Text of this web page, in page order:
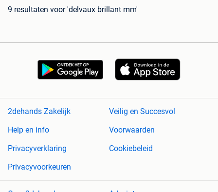
9 resultaten voor 'delvaux brillant mm'
2dehands Zakelijk
Veilig en Succesvol
Help en info
Voorwaarden
Privacyverklaring
Cookiebeleid
Privacyvoorkeuren